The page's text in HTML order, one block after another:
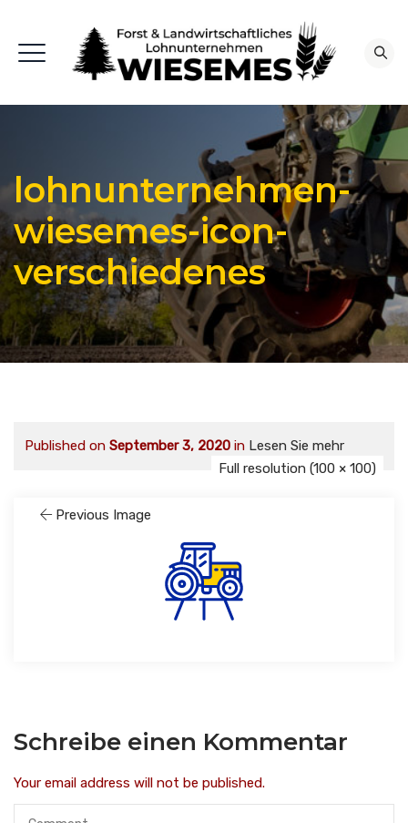
lohnunternehmen-
wiesemes-icon-
verschiedenes
Published on September 3, 2020 in Lesen Sie mehr
Full resolution (100 × 100)
Previous Image
Schreibe einen Kommentar
Your email address will not be published.